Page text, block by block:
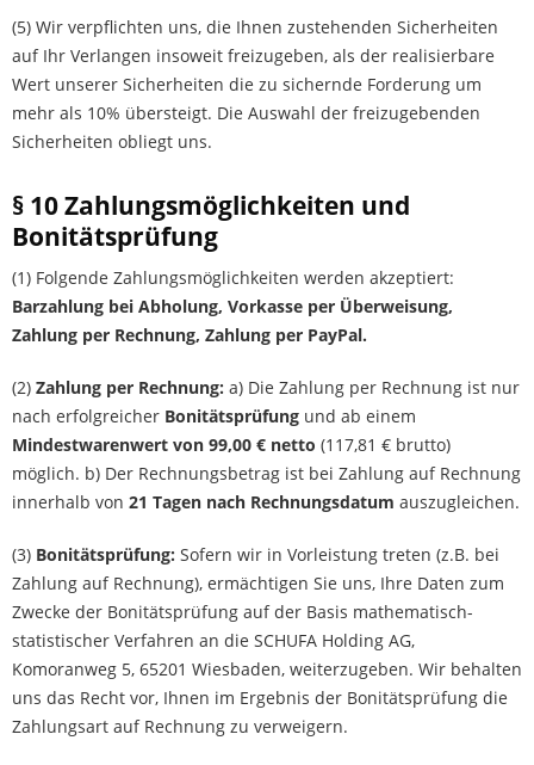
(5) Wir verpflichten uns, die Ihnen zustehenden Sicherheiten
auf Ihr Verlangen insoweit freizugeben, als der realisierbare
Wert unserer Sicherheiten die zu sichernde Forderung um
mehr als 10% übersteigt. Die Auswahl der freizugebenden
Sicherheiten obliegt uns.
§ 10 Zahlungsmöglichkeiten und
Bonitätsprüfung
(1) Folgende Zahlungsmöglichkeiten werden akzeptiert:
Barzahlung bei Abholung, Vorkasse per Überweisung,
Zahlung per Rechnung, Zahlung per PayPal.
(2) Zahlung per Rechnung: a) Die Zahlung per Rechnung ist nur
nach erfolgreicher Bonitätsprüfung und ab einem
Mindestwarenwert von 99,00 € netto (117,81 € brutto)
möglich. b) Der Rechnungsbetrag ist bei Zahlung auf Rechnung
innerhalb von 21 Tagen nach Rechnungsdatum auszugleichen.
(3) Bonitätsprüfung: Sofern wir in Vorleistung treten (z.B. bei
Zahlung auf Rechnung), ermächtigen Sie uns, Ihre Daten zum
Zwecke der Bonitätsprüfung auf der Basis mathematisch-
statistischer Verfahren an die SCHUFA Holding AG,
Komoranweg 5, 65201 Wiesbaden, weiterzugeben. Wir behalten
uns das Recht vor, Ihnen im Ergebnis der Bonitätsprüfung die
Zahlungsart auf Rechnung zu verweigern.